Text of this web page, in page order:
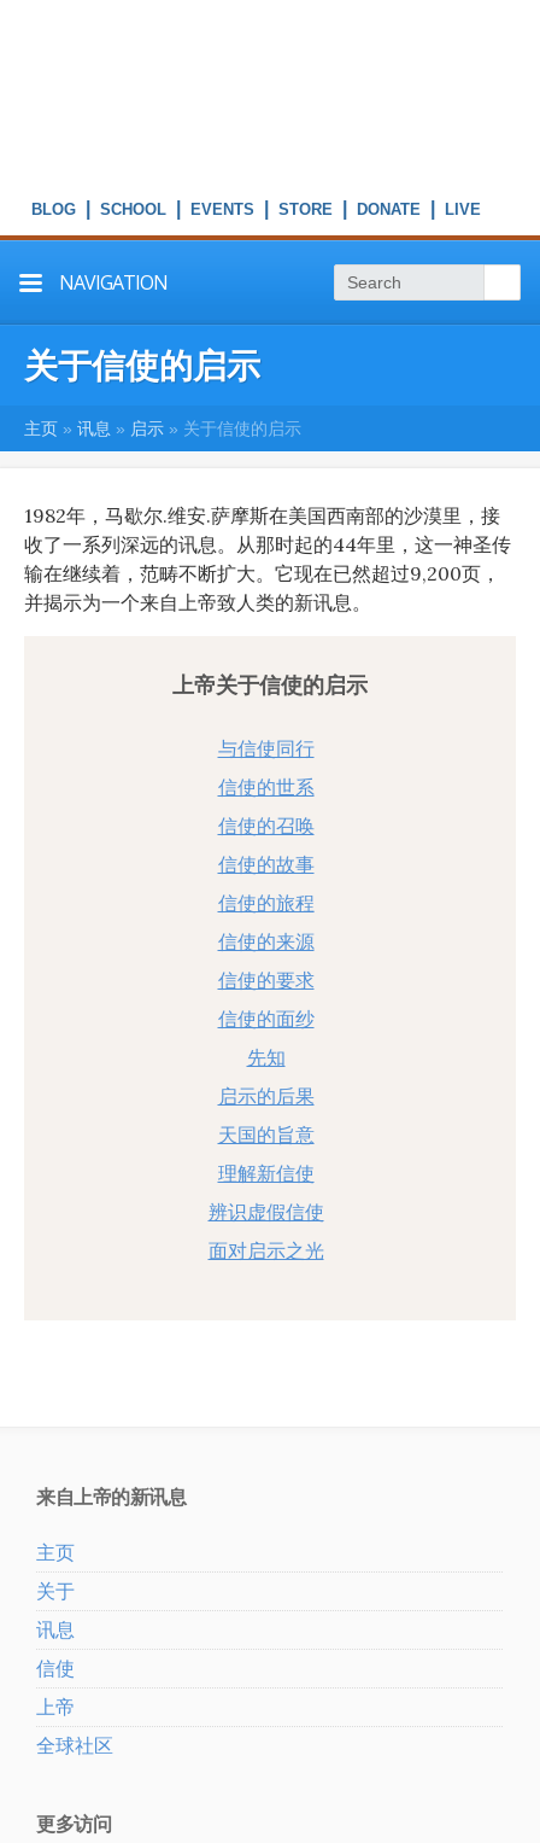
NAVIGATION
关于信使的启示
主页 » 讯息 » 启示 » 关于信使的启示
1982年，马歇尔.维安.萨摩斯在美国西南部的沙漠里，接
收了一系列深远的讯息。从那时起的44年里，这一神圣传
输在继续着，范畴不断扩大。它现在已然超过9,200页，
并揭示为一个来自上帝致人类的新讯息。
上帝关于信使的启示
与信使同行
信使的世系
信使的召唤
信使的故事
信使的旅程
信使的来源
信使的要求
信使的面纱
先知
启示的后果
天国的旨意
理解新信使
辨识虚假信使
面对启示之光
来自上帝的新讯息
主页
关于
讯息
信使
上帝
全球社区
更多访问